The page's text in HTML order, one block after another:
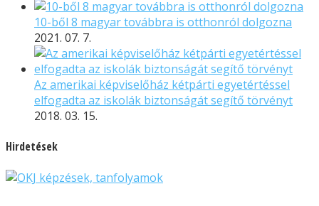
10-ből 8 magyar továbbra is otthonról dolgozna
2021. 07. 7.
Az amerikai képviselőház kétpárti egyetértéssel
elfogadta az iskolák biztonságát segítő törvényt
2018. 03. 15.
Hirdetések